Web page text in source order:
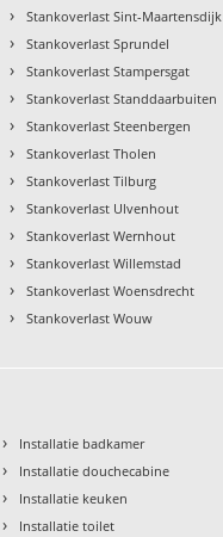
› Stankoverlast Sint-Maartensdijk
› Stankoverlast Sprundel
› Stankoverlast Stampersgat
› Stankoverlast Standdaarbuiten
› Stankoverlast Steenbergen
› Stankoverlast Tholen
› Stankoverlast Tilburg
› Stankoverlast Ulvenhout
› Stankoverlast Wernhout
› Stankoverlast Willemstad
› Stankoverlast Woensdrecht
› Stankoverlast Wouw
› Installatie badkamer
› Installatie douchecabine
› Installatie keuken
› Installatie toilet